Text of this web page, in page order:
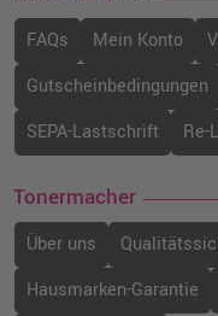
FAQs Mein Konto
Gutscheinbedingungen
SEPA-Lastschrift
Re-
Tonermacher
Über uns
Hausmarken-Garantie